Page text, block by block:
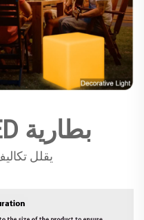
بطارية LED قابلة للتبديل
يقلل